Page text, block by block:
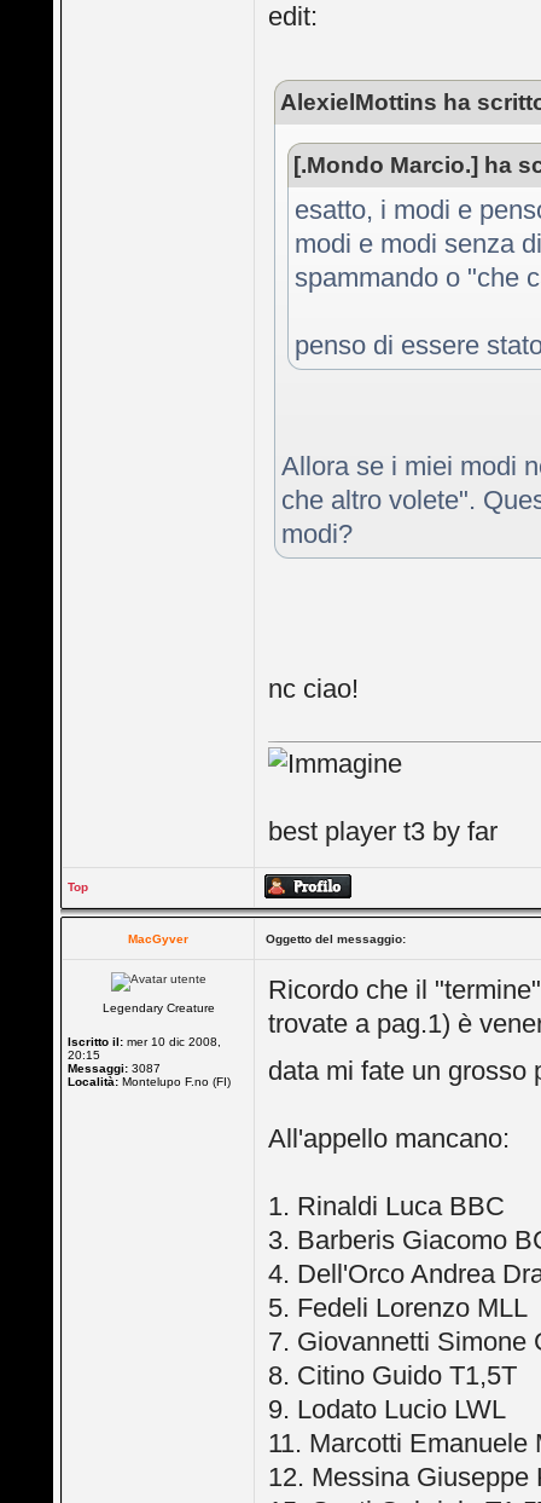
edit:
AlexielMottins ha
[.Mondo Marcio.] ha
esatto, i modi e
modi e modi senza
spammando o "che
penso di essere
Allora se i miei modi
che altro volete".
modi?
nc ciao!
best player t3 by far
Top
MacGyver Oggetto del messaggio:
Legendary Creature
Iscritto il: mer 10 dic 2008,
20:15
Messaggi: 3087
Località: Montelupo F.no (FI)
Ricordo che il
trovate a pag.1) è
data mi fate un grosso
All'appello mancano:
1. Rinaldi Luca BBC
3. Barberis Giacomo
4. Dell'Orco Andrea
5. Fedeli Lorenzo MLL
7. Giovannetti Simone
8. Citino Guido T1,5T
9. Lodato Lucio LWL
11. Marcotti Emanuele
12. Messina Giuseppe